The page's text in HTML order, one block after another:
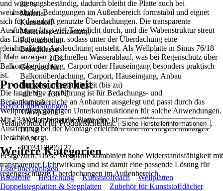
88 %
Material
Kunststoff
Materialspezifizierung
Polycarbonat
Brandklasse
DIN 4102 B1
Geeignet für
Balkonüberdachung, Carport, Hauseingang, Anbau
Temperaturbeständigkeit (bis zu)
-40 °C - 130 °C
Farbton
Transparent
AKN (Artikelkurznummer)
UJNP
EAN
4003412095127
und witterungsbeständig, dadurch bleibt die Platte auch bei
wechselnden Bedingungen im Außenbereich formstabil und eignet
sich für dauerhaft genutzte Überdachungen. Die transparente
Ausführung lässt viel Tageslicht durch, und die Wabenstruktur streut
das Licht angenehm, sodass unter der Überdachung eine
gleichmäßigere Ausleuchtung entsteht. Als Wellplatte in Sinus 76/18
unterstützt sie den schnellen Wasserablauf, was bei Regenschutz über
Balkonüberdachung, Carport oder Hauseingang besonders praktisch
ist.
Die langlebige Ausführung ist für Bedachungs- und
Beplankungsbereiche an Anbauten ausgelegt und passt durch das
Wellprofil zu gängigen Unterkonstruktionen für solche Anwendungen.
Mit 13 Wellen bietet die Platte eine klare Profilführung, was die
Ausrichtung bei der Montage erleichtert und für ein gleichmäßiges
Deckbild sorgt.
Festgezurrt: Diese Wellplatte kombiniert hohe Widerstandsfähigkeit mit
transparenter Lichtwirkung und ist damit eine passende Lösung für
regengeschützte Überdachungen im Außenbereich.
Mehr anzeigen
Produktsicherheit
Bereich überspringen
Verantwortlich für Produktsicherheit: Siehe Herstellerinformationen .
Weitere Kategorien
Liste überspringen
Baustoffe
Bedachung Kunststoffdach
Wellplatten
Doppelstegplatten & Stegplatten
Zubehör für Kunststoffdächer